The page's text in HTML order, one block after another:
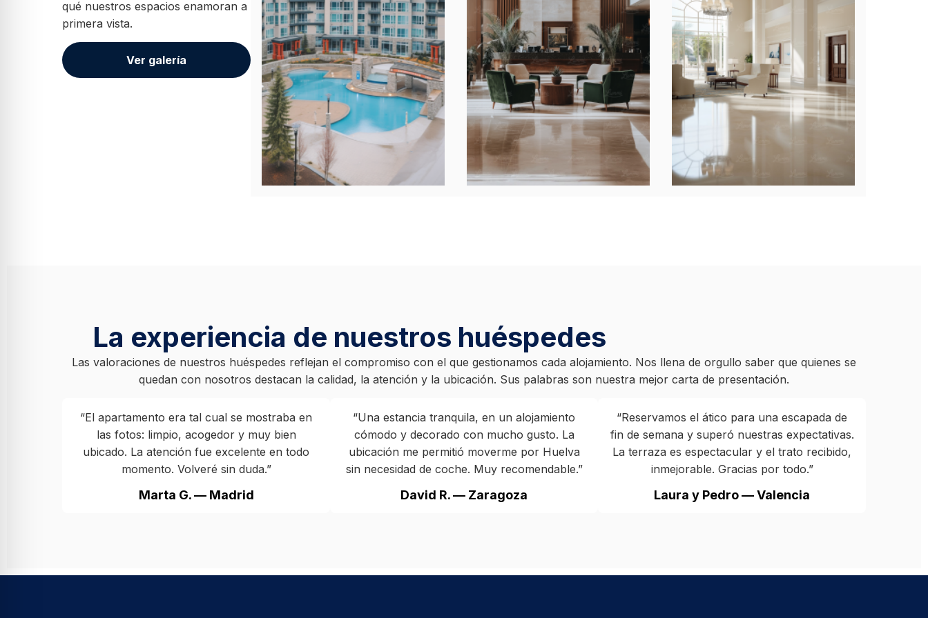
qué nuestros espacios enamoran a
primera vista.
Ver galería
La experiencia de nuestros huéspedes
Las valoraciones de nuestros huéspedes reflejan el compromiso con el que gestionamos cada alojamiento. Nos llena de orgullo saber que quienes se
quedan con nosotros destacan la calidad, la atención y la ubicación. Sus palabras son nuestra mejor carta de presentación.
“El apartamento era tal cual se mostraba en
las fotos: limpio, acogedor y muy bien
ubicado. La atención fue excelente en todo
momento. Volveré sin duda.”
Marta G. — Madrid
“Una estancia tranquila, en un alojamiento
cómodo y decorado con mucho gusto. La
ubicación me permitió moverme por Huelva
sin necesidad de coche. Muy recomendable.”
David R. — Zaragoza
“Reservamos el ático para una escapada de
fin de semana y superó nuestras expectativas.
La terraza es espectacular y el trato recibido,
inmejorable. Gracias por todo.”
Laura y Pedro — Valencia